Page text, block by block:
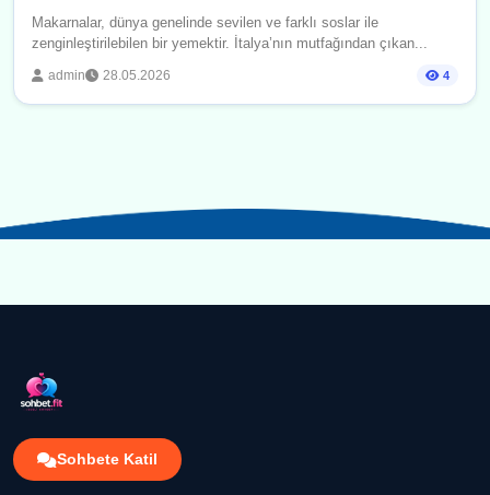
Makarnalar, dünya genelinde sevilen ve farklı soslar ile
zenginleştirilebilen bir yemektir. İtalya’nın mutfağından çıkan...
admin 28.05.2026 4
Sohbete Katil